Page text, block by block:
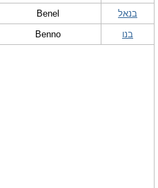
בנאל
Benel
בנו
Benno